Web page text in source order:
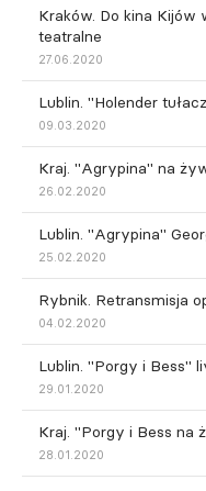
Kraków. Do kina Kijów
teatralne
27.06.2020
Lublin. "Holender
09.03.2020
Kraj. "Agrypina" na
26.02.2020
Lublin. "Agrypina"
25.02.2020
Rybnik. Retransmisja
04.02.2020
Lublin. "Porgy i Bess"
29.01.2020
Kraj. "Porgy i Bess na
28.01.2020